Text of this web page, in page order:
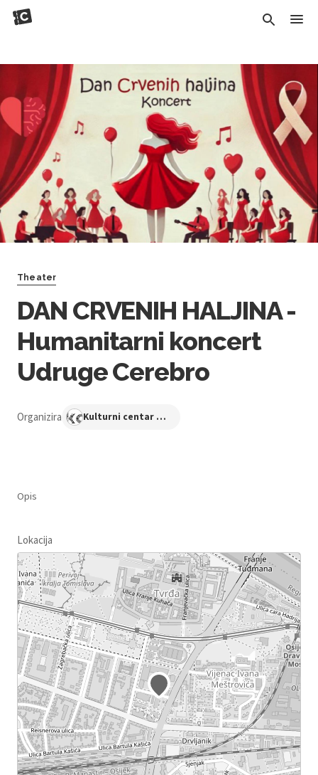
Theater
DAN CRVENIH HALJINA -
Humanitarni koncert
Udruge Cerebro
Organizira Kulturni centar Osijek
Opis
Lokacija